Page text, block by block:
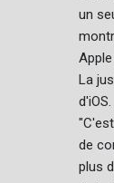
un
La
d'iOS.
de
plus